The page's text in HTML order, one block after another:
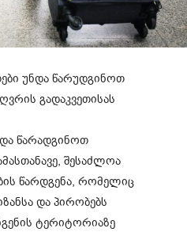
უნდა წარუდგინოთ
გადაკვეთისას
წარადგინოთ
შესაძლოა
წარდგენა, რომელიც
და პირობებს
ტერიტორიაზე